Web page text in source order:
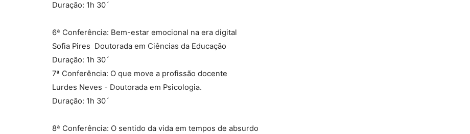
Duração: 1h 30´
6ª Conferência: Bem-estar emocional na era digital
Sofia Pires  Doutorada em Ciências da Educação
Duração: 1h 30´
7ª Conferência: O que move a profissão docente
Lurdes Neves - Doutorada em Psicologia.
Duração: 1h 30´
8ª Conferência: O sentido da vida em tempos de absurdo